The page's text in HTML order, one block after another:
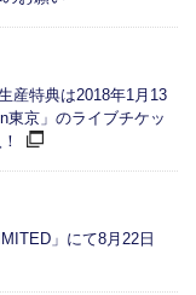
産特典は2018年1月13
東京」のライブチケッ
」にて8月22日